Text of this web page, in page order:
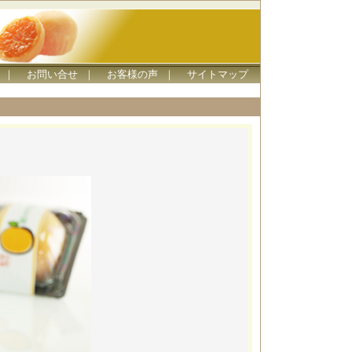
お問い合せ ｜ お客様の声 ｜ サイトマップ